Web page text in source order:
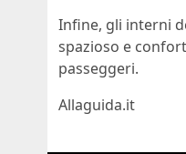
Infine, gli interni
spazioso e
passeggeri.
Allaguida.it